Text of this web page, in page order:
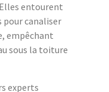
entourent
pour canaliser
empêchant
sous la toiture
experts